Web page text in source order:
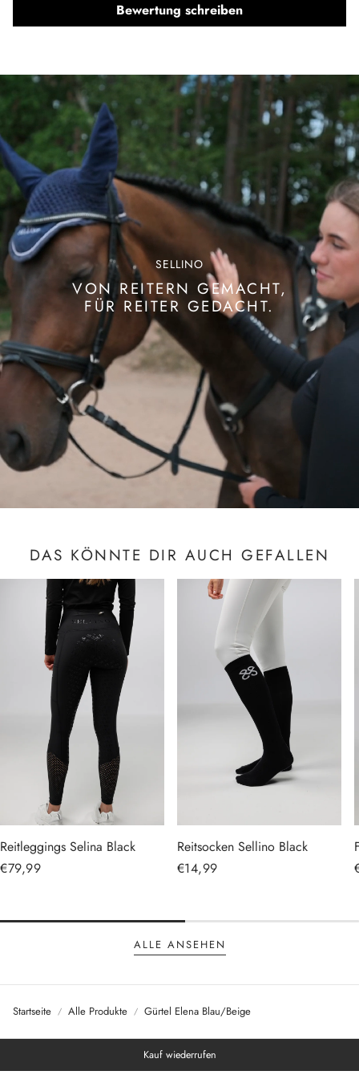
Unser Model trägt Größe 90cm.
Bewertung schreiben
SELLINO
VON REITERN GEMACHT,
FÜR REITER GEDACHT.
DAS KÖNNTE DIR AUCH GEFALLEN
Reitleggings Selina Black
Normaler
€79,99
Reitsocken Sellino Black
Normaler
€14,99
ALLE ANSEHEN
Startseite Alle Produkte Gürtel Elena Blau/Beige
Kauf wiederrufen